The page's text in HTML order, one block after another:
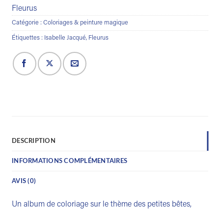
Fleurus
Catégorie : Coloriages & peinture magique
Étiquettes : Isabelle Jacqué, Fleurus
DESCRIPTION
INFORMATIONS COMPLÉMENTAIRES
AVIS (0)
Un album de coloriage sur le thème des petites bêtes,